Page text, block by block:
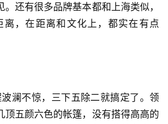
还有很多品牌基本都和上海类似，
，在距离和文化上，都实在有点
顶五颜六色的帐篷，没有搭得高高的